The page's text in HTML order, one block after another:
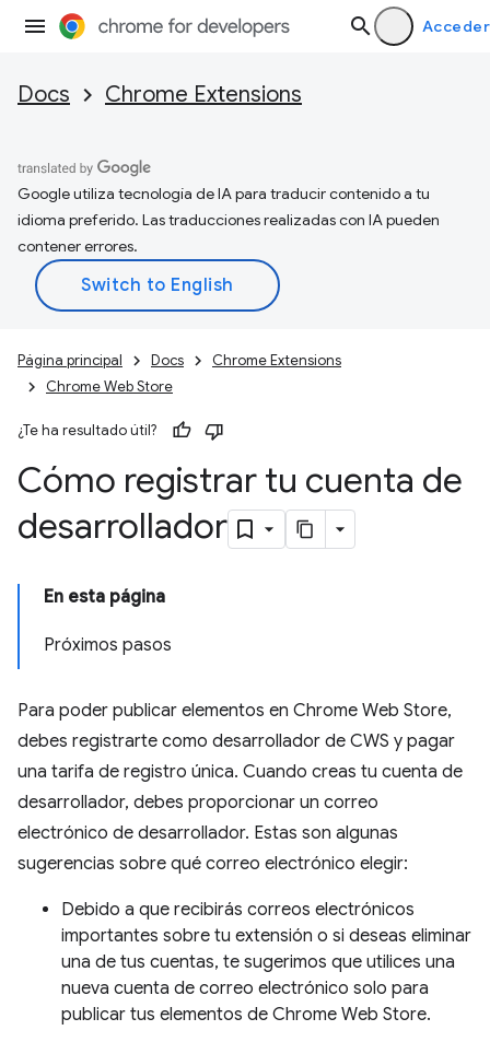
Acceder
Docs Chrome Extensions
Google utiliza tecnología de IA para traducir contenido a tu
idioma preferido. Las traducciones realizadas con IA pueden
contener errores.
Página principal Docs
Chrome Extensions
Chrome Web Store
¿Te ha resultado útil?
Cómo registrar tu cuenta de
desarrollador
En esta página
Próximos pasos
Para poder publicar elementos en Chrome Web Store,
debes registrarte como desarrollador de CWS y pagar
una tarifa de registro única. Cuando creas tu cuenta de
desarrollador, debes proporcionar un correo
electrónico de desarrollador. Estas son algunas
sugerencias sobre qué correo electrónico elegir:
Debido a que recibirás correos electrónicos
importantes sobre tu extensión o si deseas eliminar
una de tus cuentas, te sugerimos que utilices una
nueva cuenta de correo electrónico solo para
publicar tus elementos de Chrome Web Store.